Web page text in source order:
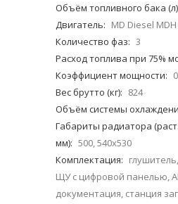
Объём топливного бака
Двигатель: MD Diesel MDH
Количество фаз: 3
Расход топлива при 75%
Коэффициент мощности:
Вес брутто (кг): 824
Объём системы
Габариты радиатора
мм): 500, 540х530
Комплектация:
ЩУ с цифровой панелью,
документация, станция